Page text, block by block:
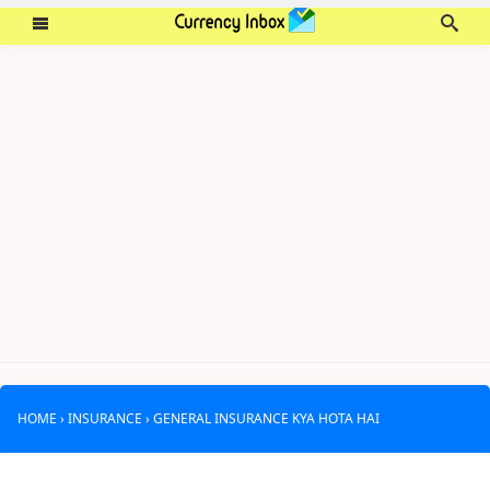
HOME › INSURANCE › GENERAL INSURANCE KYA HOTA HAI